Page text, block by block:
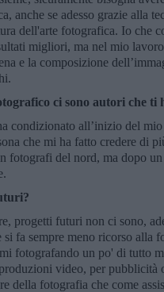
anche se adesso grazie alla
dell'arte fotografica. Io che
migliori, ma nel mio
e la composizione
ci sono autori che ti
condizionato all’inizio del
che mi ha fatto credere di
fotografi del nord, ma dopo
progetti futuri non ci sono,
si fa sempre meno ricorso alla
fotografando un po' di tutto
video, per pubblicità
della fotografia che come